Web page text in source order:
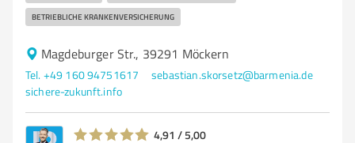
BETRIEBLICHE KRANKENVERSICHERUNG
Magdeburger Str., 39291 Möckern
Tel. +49 160 94751617
sebastian.skorsetz@barmenia.de
sichere-zukunft.info
4,91 / 5,00